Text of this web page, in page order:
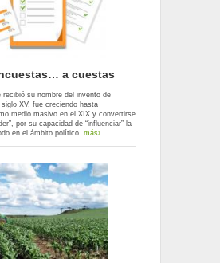
a cuestas
recibió su nombre del invento de
XV, fue creciendo hasta
medio masivo en el XIX y convertirse
por su capacidad de “influenciar” la
en el ámbito político. más›